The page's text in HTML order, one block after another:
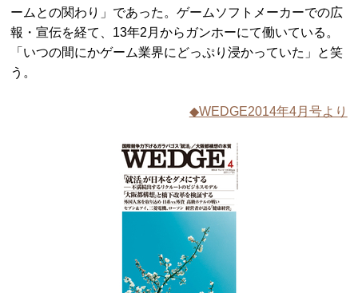
ームとの関わり」であった。ゲームソフトメーカーでの広
報・宣伝を経て、13年2月からガンホーにて働いている。
「いつの間にかゲーム業界にどっぷり浸かっていた」と笑
う。
◆WEDGE2014年4月号より